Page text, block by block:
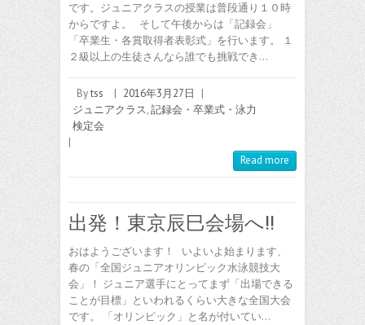
です。ジュニアクラスの授業は普段通り１０時
からですよ。 そして午後からは「記録会」
「卒業生・各賞取得者表彰式」を行います。 １
２級以上の生徒さんなら誰でも挑戦でき…
Bytss | 2016年3月27日
|
ジュニアクラス,記録会・卒業式・泳力
検定会
|
Read more
出発！東京辰巳会場へ!!
おはようございます！ いよいよ始まります、
春の「全国ジュニアオリンピック水泳競技大
会」！ ジュニア選手にとってまず「出場できる
ことが目標」といわれるくらい大きな全国大会
です。 「オリンピック」と名が付いてい…